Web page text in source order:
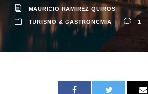
MAURICIO RAMIREZ QUIROS
TURISMO & GASTRONOMIA 1